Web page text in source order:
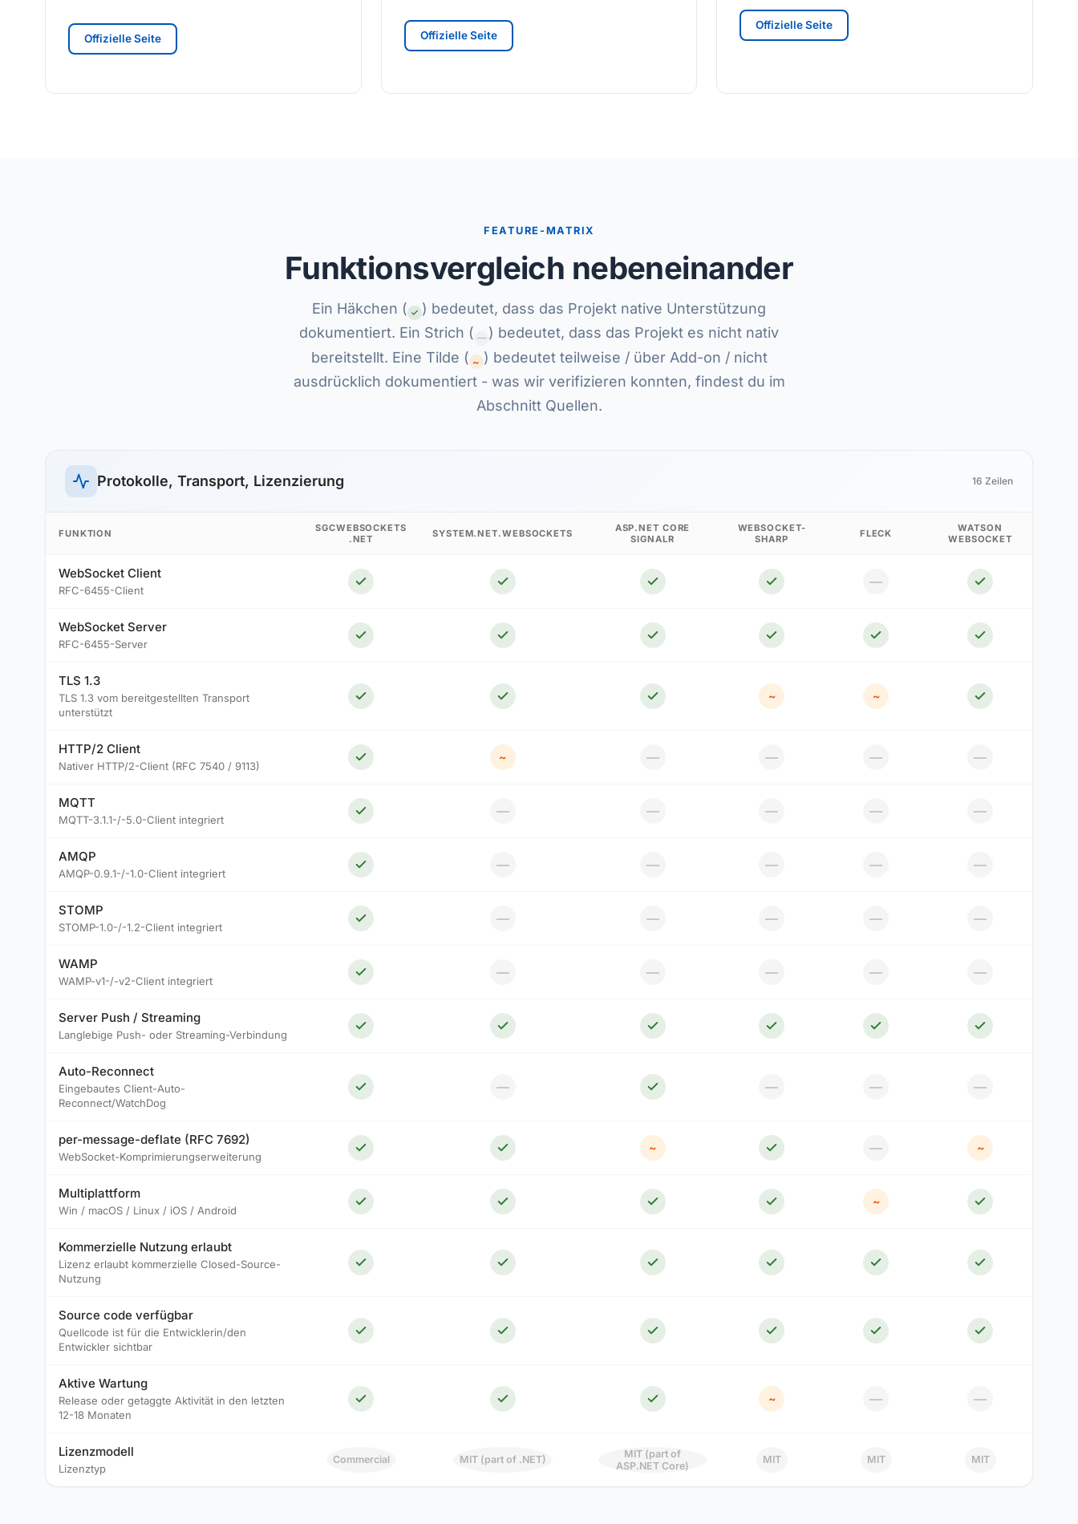
Offizielle Seite Offizielle Seite
Offizielle Seite
FEATURE-MATRIX
Funktionsvergleich nebeneinander
Ein Häkchen (
) bedeutet, dass das Projekt native Unterstützung
dokumentiert. Ein Strich ( — ) bedeutet, dass das Projekt es nicht nativ
bereitstellt. Eine Tilde ( ~ ) bedeutet teilweise / über Add-on / nicht
ausdrücklich dokumentiert - was wir verifizieren konnten, findest du im
Abschnitt Quellen.
Protokolle, Transport, Lizenzierung 16 Zeilen
FUNKTION
SGCWEBSOCKETS
.NET
SYSTEM.NET.WEBSOCKETS
ASP.NET CORE
SIGNALR
WEBSOCKET-
SHARP
FLECK
WATSON
WEBSOCKET
WebSocket Client
RFC-6455-Client
—
WebSocket Server
RFC-6455-Server
TLS 1.3
TLS 1.3 vom bereitgestellten Transport
unterstützt
~ ~
HTTP/2 Client
Nativer HTTP/2-Client (RFC 7540 / 9113)
~ — — — —
MQTT
MQTT-3.1.1-/-5.0-Client integriert
— — — — —
AMQP
AMQP-0.9.1-/-1.0-Client integriert
— — — — —
STOMP
STOMP-1.0-/-1.2-Client integriert
— — — — —
WAMP
WAMP-v1-/-v2-Client integriert
— — — — —
Server Push / Streaming
Langlebige Push- oder Streaming-Verbindung
Auto-Reconnect
Eingebautes Client-Auto-
Reconnect/WatchDog
— — — —
per-message-deflate (RFC 7692)
WebSocket-Komprimierungserweiterung
~ — ~
Multiplattform
Win / macOS / Linux / iOS / Android
~
Kommerzielle Nutzung erlaubt
Lizenz erlaubt kommerzielle Closed-Source-
Nutzung
Source code verfügbar
Quellcode ist für die Entwicklerin/den
Entwickler sichtbar
Aktive Wartung
Release oder getaggte Aktivität in den letzten
12-18 Monaten
~ — —
Lizenzmodell
Lizenztyp
Commercial MIT (part of .NET)
MIT (part of
ASP.NET Core)
MIT MIT MIT